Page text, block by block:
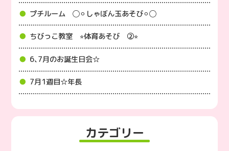
プチルーム ◯⚪︎しゃぼん玉あそび⚪︎◯
ちびっこ教室 ⭐︎体育あそび ②⭐︎
6､7月のお誕生日会☆
7月1週目☆年長
カテゴリー